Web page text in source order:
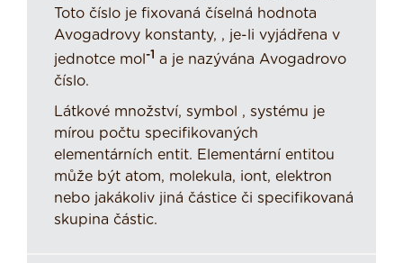
Toto číslo je fixovaná číselná hodnota
Avogadrovy konstanty, , je-li vyjádřena v
jednotce mol-1 a je nazývána Avogadrovo
číslo.
Látkové množství, symbol , systému je
mírou počtu specifikovaných
elementárních entit. Elementární entitou
může být atom, molekula, iont, elektron
nebo jakákoliv jiná částice či specifikovaná
skupina částic.